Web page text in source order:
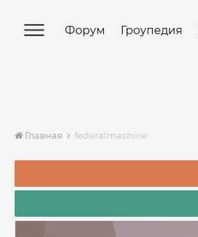
Форум Гроупедия
Главная federalmachine